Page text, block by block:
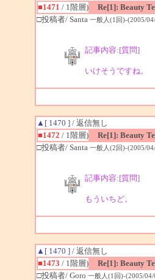
■1471 / 1階層)
Re[1]: Beauty
□投稿者/ Santa 一般人(1回)-(2005/
記事内容:[質問]
いけそうですね。
▲[ 1470 ]/ 返信無し
■1472 / 1階層)
Re[1]: Beauty
□投稿者/ Santa 一般人(2回)-(2005/
記事内容:[質問]
もういちど。
▲[ 1470 ]/ 返信無し
■1473 / 1階層)
Re[1]: Beauty
□投稿者/ Goro 一般人(1回)-(2005/